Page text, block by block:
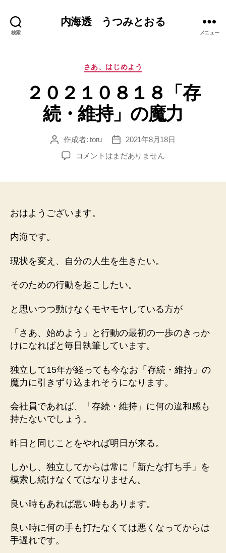
検索
内海透 うつみとおる
メニュー
カ
ゴ
リ
ー
さあ、はじめよう
２０２１０８１８「存
続・維持」の魔力
投
稿
作成者:toru
投
稿
日
2021年8月18日
２
８
続・
維
の
力
の
コメントはまだありません
おはようございます。
内海です。
現状を変え、自分の人生を生きたい。
そのための行動を起こしたい。
と思いつつ動けなくモヤモヤしている方が
「さあ、始めよう」と行動の最初の一歩のきっか
けになればと毎日執筆しています。
独立して15年が経っても今なお「存続・維持」の
魔力に引きずり込まれそうになります。
会社員であれば、「存続・維持」に何の違和感も
持たないでしょう。
昨日と同じことをやれば明日が来る。
しかし、独立してからは常に「新たな打ち手」を
模索し続けなくてはなりません。
良い時もあれば悪い時もあります。
良い時に何の手も打たなくては悪くなってからは
手遅れです。